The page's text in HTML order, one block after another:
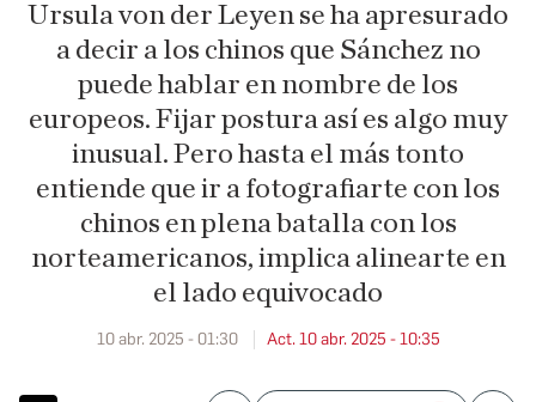
Ursula von der Leyen se ha apresurado
a decir a los chinos que Sánchez no
puede hablar en nombre de los
europeos. Fijar postura así es algo muy
inusual. Pero hasta el más tonto
entiende que ir a fotografiarte con los
chinos en plena batalla con los
norteamericanos, implica alinearte en
el lado equivocado
10 abr. 2025 - 01:30 Act. 10 abr. 2025 - 10:35